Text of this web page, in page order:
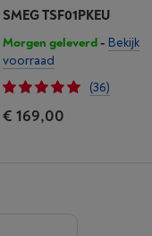
SMEG TSF01PKEU
Morgen geleverd- Bekijk
voorraad
(36)
€ 169,00